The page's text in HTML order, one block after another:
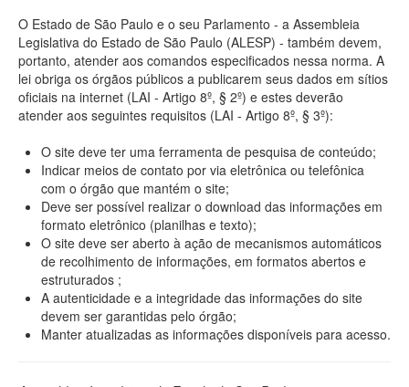
O Estado de São Paulo e o seu Parlamento - a Assembleia
Legislativa do Estado de São Paulo (ALESP) - também devem,
portanto, atender aos comandos especificados nessa norma. A
lei obriga os órgãos públicos a publicarem seus dados em sítios
oficiais na internet (LAI - Artigo 8º, § 2º) e estes deverão
atender aos seguintes requisitos (LAI - Artigo 8º, § 3º):
O site deve ter uma ferramenta de pesquisa de conteúdo;
Indicar meios de contato por via eletrônica ou telefônica
com o órgão que mantém o site;
Deve ser possível realizar o download das informações em
formato eletrônico (planilhas e texto);
O site deve ser aberto à ação de mecanismos automáticos
de recolhimento de informações, em formatos abertos e
estruturados ;
A autenticidade e a integridade das informações do site
devem ser garantidas pelo órgão;
Manter atualizadas as informações disponíveis para acesso.